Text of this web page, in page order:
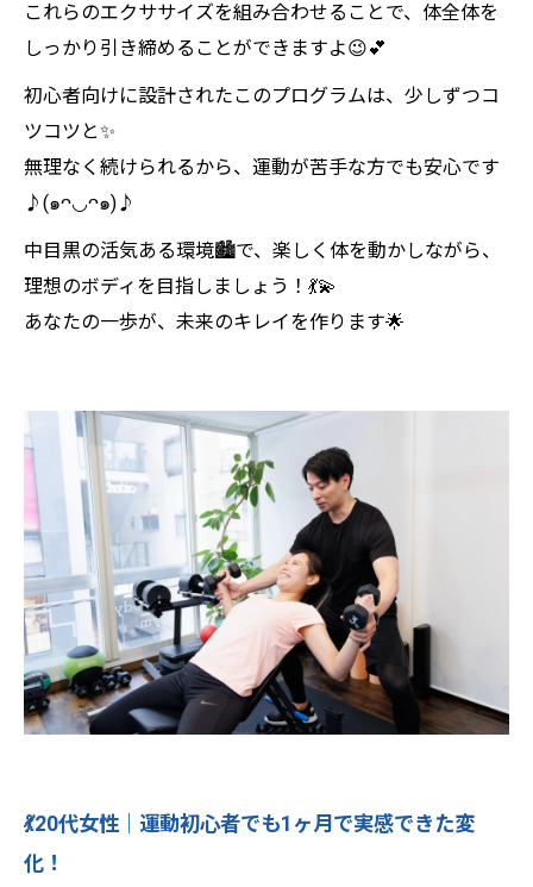
これらのエクササイズを組み合わせることで、体全体を
しっかり引き締めることができますよ😉💕
初心者向けに設計されたこのプログラムは、少しずつコ
ツコツと✨
無理なく続けられるから、運動が苦手な方でも安心です
♪(๑ᴖ◡ᴖ๑)♪
中目黒の活気ある環境🏙️で、楽しく体を動かしながら、
理想のボディを目指しましょう！💃💫
あなたの一歩が、未来のキレイを作ります🌟
💃20代女性｜運動初心者でも1ヶ月で実感できた変
化！